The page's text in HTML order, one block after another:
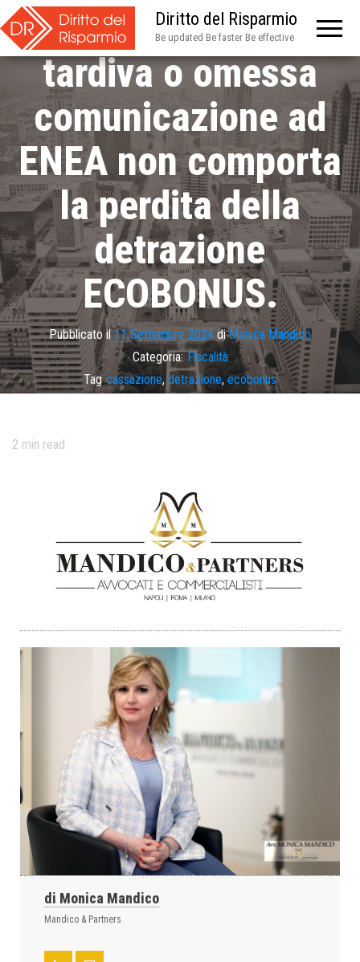
Diritto del Risparmio
Be updated Be faster Be effective
Cassazione: la
tardiva o omessa
comunicazione ad
ENEA non comporta
la perdita della
detrazione
ECOBONUS.
Pubblicato il11 Settembre 2024 diMonica Mandico
Categoria: Fiscalità
Tag cassazione,detrazione, ecobonus
2 min read
di Monica Mandico
Mandico & Partners